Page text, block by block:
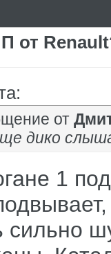
от
от
дико
1
сильно